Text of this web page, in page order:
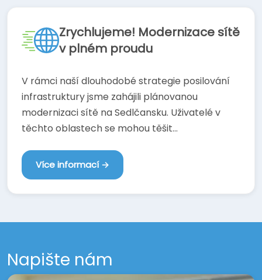
Zrychlujeme! Modernizace sítě
v plném proudu
V rámci naší dlouhodobé strategie posilování
infrastruktury jsme zahájili plánovanou
modernizaci sítě na Sedlčansku. Uživatelé v
těchto oblastech se mohou těšit...
Více informací →
Napište nám